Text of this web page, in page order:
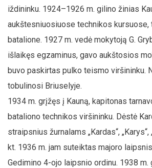
iždininku. 1924–1926 m. gilino žinias
aukštesniuosiuose technikos kursuose,
batalione. 1927 m. vedė mokytoją G.
išlaikęs egzaminus, gavo aukštosios
buvo paskirtas pulko teismo viršininku.
tobulinosi Briuselyje.
1934 m. grįžęs į Kauną, kapitonas
bataliono technikos viršininku. Dėstė
straipsnius žurnalams „Kardas“,
kt. 1936 m. jam suteiktas majoro
Gedimino 4-ojo laipsnio ordinu. 1938 m.